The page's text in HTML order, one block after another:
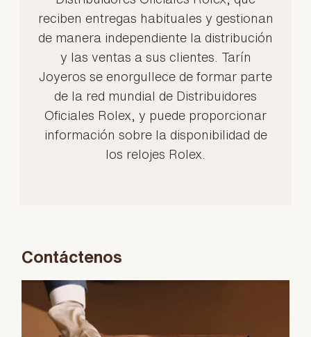
reciben entregas habituales y gestionan
de manera independiente la distribución
y las ventas a sus clientes. Tarín
Joyeros se enorgullece de formar parte
de la red mundial de Distribuidores
Oficiales Rolex, y puede proporcionar
información sobre la disponibilidad de
los relojes Rolex.
Contáctenos